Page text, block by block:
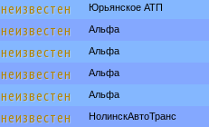
неизвестен Юрьянское АТП
неизвестен Альфа
неизвестен Альфа
неизвестен Альфа
неизвестен Альфа
неизвестен НолинскАвтоТранс